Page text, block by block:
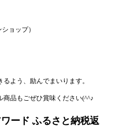
ョップ）
よう、励んでまいります。
商品もごぜひ賞味ください(^^♪
ード ふるさと​納税返